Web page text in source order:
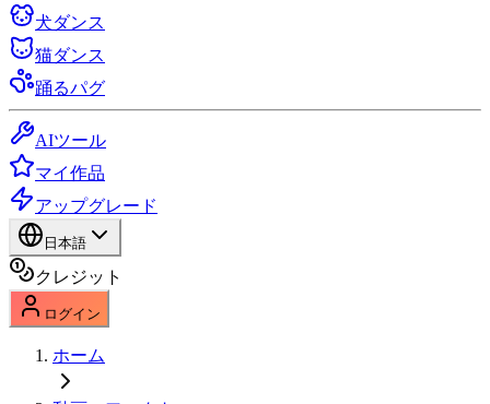
犬ダンス
猫ダンス
踊るパグ
AIツール
マイ作品
アップグレード
日本語
クレジット
ログイン
ホーム